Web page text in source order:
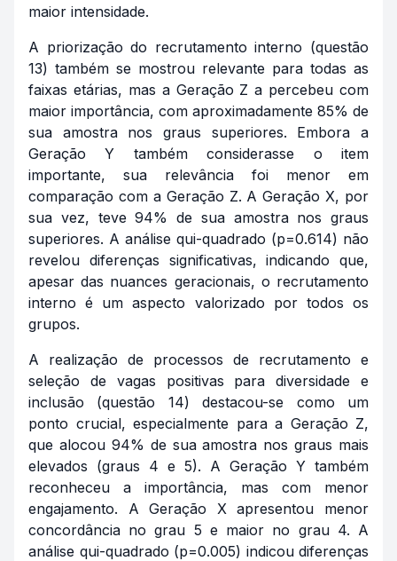
maior intensidade.
A priorização do recrutamento interno (questão
13) também se mostrou relevante para todas as
faixas etárias, mas a Geração Z a percebeu com
maior importância, com aproximadamente 85% de
sua amostra nos graus superiores. Embora a
Geração Y também considerasse o item
importante, sua relevância foi menor em
comparação com a Geração Z. A Geração X, por
sua vez, teve 94% de sua amostra nos graus
superiores. A análise qui-quadrado (p=0.614) não
revelou diferenças significativas, indicando que,
apesar das nuances geracionais, o recrutamento
interno é um aspecto valorizado por todos os
grupos.
A realização de processos de recrutamento e
seleção de vagas positivas para diversidade e
inclusão (questão 14) destacou-se como um
ponto crucial, especialmente para a Geração Z,
que alocou 94% de sua amostra nos graus mais
elevados (graus 4 e 5). A Geração Y também
reconheceu a importância, mas com menor
engajamento. A Geração X apresentou menor
concordância no grau 5 e maior no grau 4. A
análise qui-quadrado (p=0.005) indicou diferenças